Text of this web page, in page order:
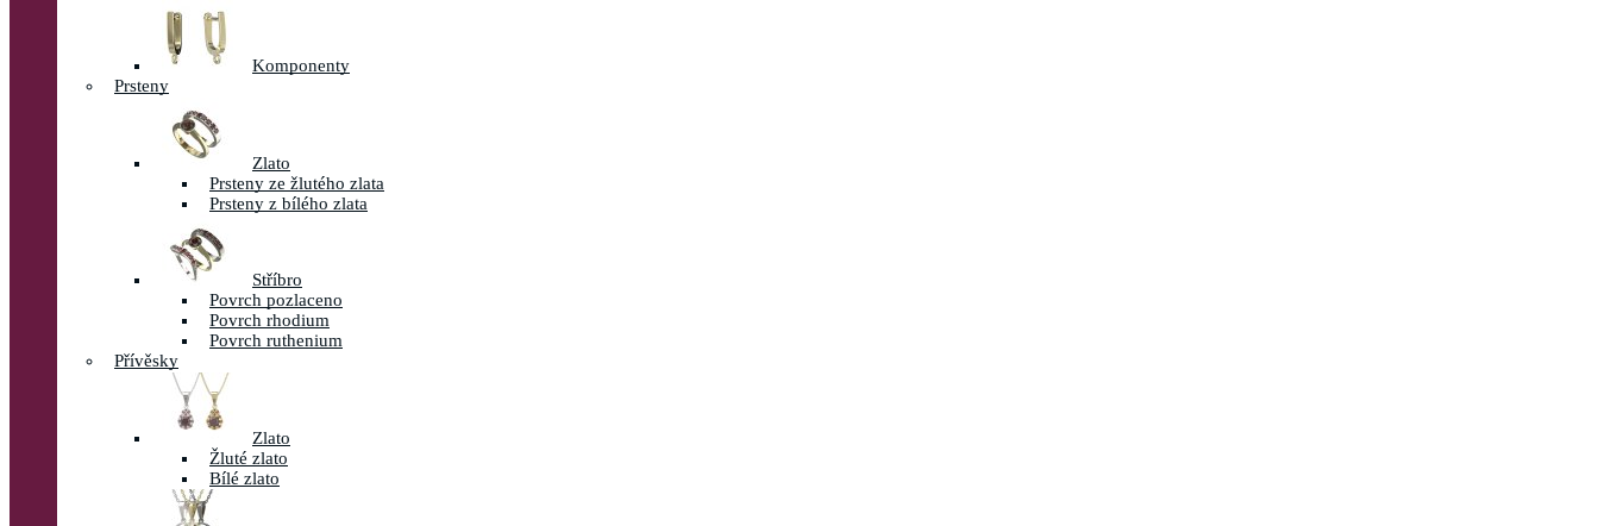
Komponenty
Prsteny
Zlato
Prsteny ze žlutého zlata
Prsteny z bílého zlata
Stříbro
Povrch pozlaceno
Povrch rhodium
Povrch ruthenium
Přívěsky
Zlato
Žluté zlato
Bílé zlato